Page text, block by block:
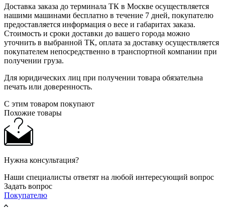
Доставка заказа до терминала ТК в Москве осуществляется
нашими машинами бесплатно в течение 7 дней, покупателю
предоставляется информация о весе и габаритах заказа.
Стоимость и сроки доставки до вашего города можно
уточнить в выбранной ТК, оплата за доставку осуществляется
покупателем непосредственно в транспортной компании при
получении груза.
Для юридических лиц при получении товара обязательна
печать или доверенность.
С этим товаром покупают
Похожие товары
Нужна консультация?
Наши специалисты ответят на любой интересующий вопрос
Задать вопрос
Покупателю